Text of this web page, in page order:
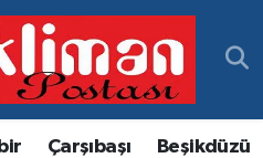
Çarşıbaşı Beşikdüzü
Haritası